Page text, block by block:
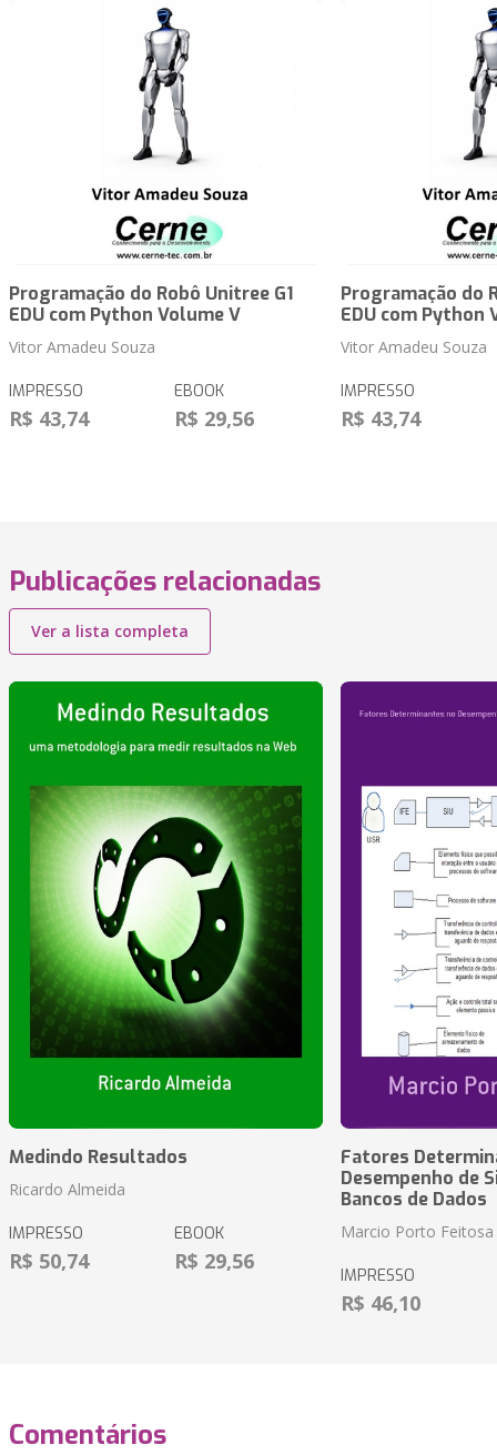
Programação do Robô Unitree G1
EDU com Python Volume V
Vitor Amadeu Souza
IMPRESSO
R$ 43,74
EBOOK
R$ 29,56
Programação do
EDU com Python
Vitor Amadeu Souza
IMPRESSO
R$ 43,74
Publicações relacionadas
Ver a lista completa
Medindo Resultados
Ricardo Almeida
IMPRESSO
R$ 50,74
EBOOK
R$ 29,56
Fatores
Desempenho de
Bancos de Dados
Marcio Porto Feitosa
IMPRESSO
R$ 46,10
Comentários